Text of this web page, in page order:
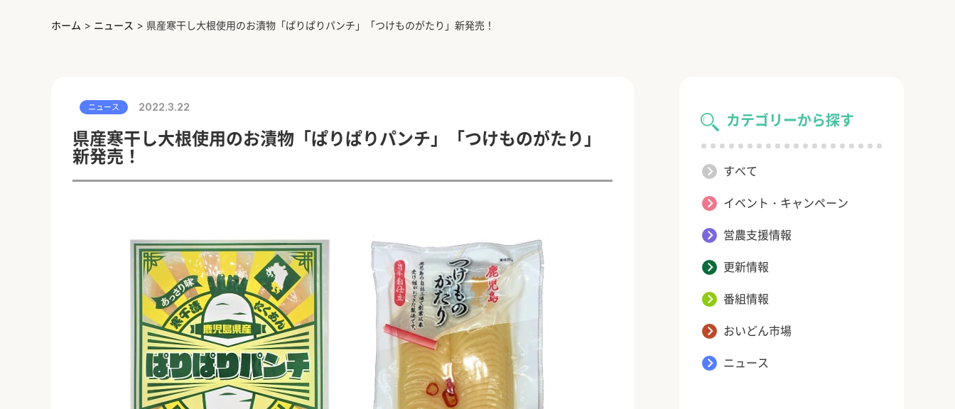
ホーム > ニュース > 県産寒干し大根使用のお漬物「ぱりぱりパンチ」「つけものがたり」新発売！
カテゴリーから探す
すべて
イベント・キャンペーン
営農支援情報
更新情報
番組情報
おいどん市場
ニュース
ニュース 2022.3.22
県産寒干し大根使用のお漬物「ぱりぱりパンチ」「つけものがたり」
新発売！